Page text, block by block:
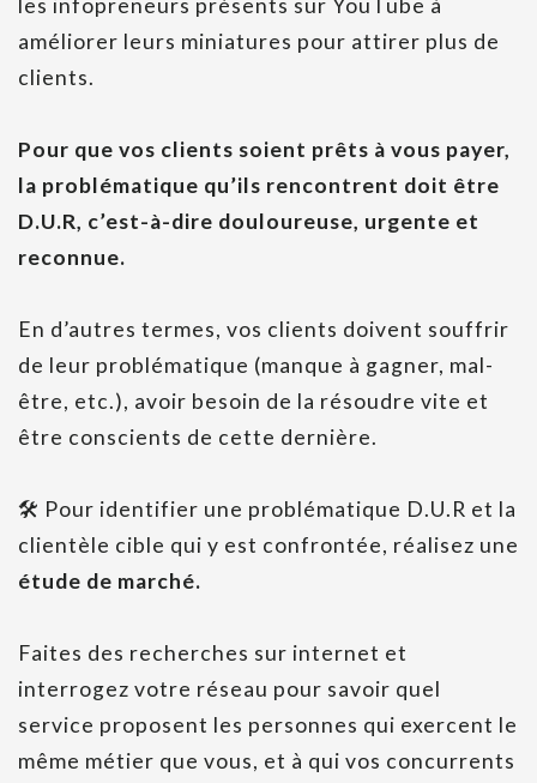
les infopreneurs présents sur YouTube à
améliorer leurs miniatures pour attirer plus de
clients.
Pour que vos clients soient prêts à vous payer,
la problématique qu’ils rencontrent doit être
D.U.R, c’est-à-dire douloureuse, urgente et
reconnue.
En d’autres termes, vos clients doivent souffrir
de leur problématique (manque à gagner, mal-
être, etc.), avoir besoin de la résoudre vite et
être conscients de cette dernière.
🛠 Pour identifier une problématique D.U.R et la
clientèle cible qui y est confrontée, réalisez une
étude de marché.
Faites des recherches sur internet et
interrogez votre réseau pour savoir quel
service proposent les personnes qui exercent le
même métier que vous, et à qui vos concurrents